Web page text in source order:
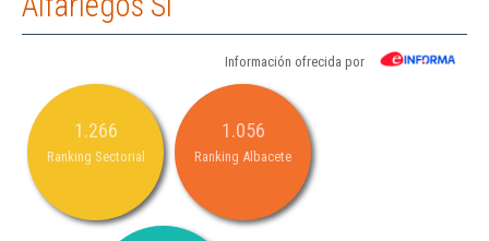
Información ofrecida por
1.266
Ranking Sectorial
1.056
Ranking Albacete